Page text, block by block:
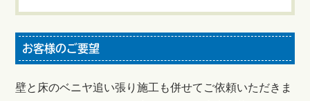
お客様のご要望
壁と床のベニヤ追い張り施工も併せてご依頼いただきま